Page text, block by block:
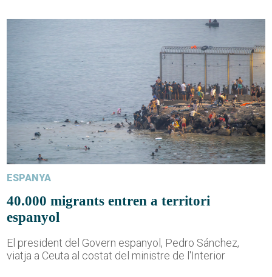
ESPANYA
40.000 migrants entren a territori
espanyol
El president del Govern espanyol, Pedro Sánchez,
viatja a Ceuta al costat del ministre de l'Interior